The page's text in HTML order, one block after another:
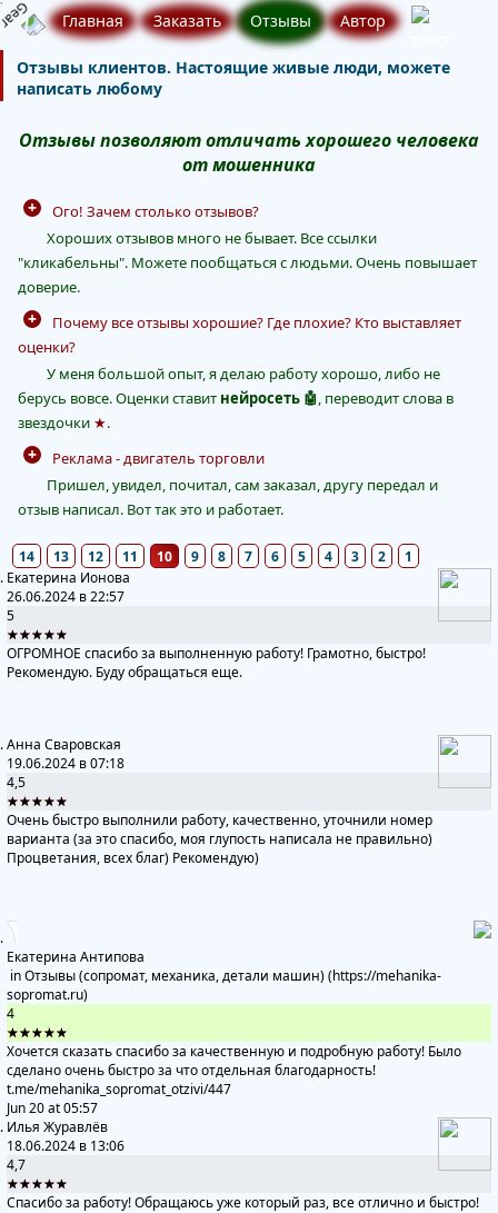
Главная Заказать Отзывы Автор
Отзывы клиентов. Настоящие живые люди, можете
написать любому
Отзывы позволяют отличать хорошего человека
от мошенника
Ого! Зачем столько отзывов?
Хороших отзывов много не бывает. Все ссылки
"кликабельны". Можете пообщаться с людьми. Очень повышает
доверие.
Почему все отзывы хорошие? Где плохие? Кто выставляет
оценки?
У меня большой опыт, я делаю работу хорошо, либо не
берусь вовсе. Оценки ставит нейросеть 🤖, переводит слова в
звездочки ★.
Реклама - двигатель торговли
Пришел, увидел, почитал, сам заказал, другу передал и
отзыв написал. Вот так это и работает.
14 13 12 11 10 9 8 7 6 5 4 3 2
1
Екатерина Ионова
26.06.2024 в 22:57
5
★★★★★
ОГРОМНОЕ спасибо за выполненную работу! Грамотно, быстро!
Рекомендую. Буду обращаться еще.
Анна Сваровская
19.06.2024 в 07:18
4,5
★★★★★
Очень быстро выполнили работу, качественно, уточнили номер
варианта (за это спасибо, моя глупость написала не правильно)
Процветания, всех благ) Рекомендую)
Екатерина Антипова
inОтзывы (сопромат, механика, детали машин) (https://mehanika-
sopromat.ru)
4
★★★★★
Хочется сказать спасибо за качественную и подробную работу! Было
сделано очень быстро за что отдельная благодарность!
t.me/mehanika_sopromat_otzivi/447
Jun 20 at 05:57
Илья Журавлёв
18.06.2024 в 13:06
4,7
★★★★★
Спасибо за работу! Обращаюсь уже который раз, все отлично и быстро!